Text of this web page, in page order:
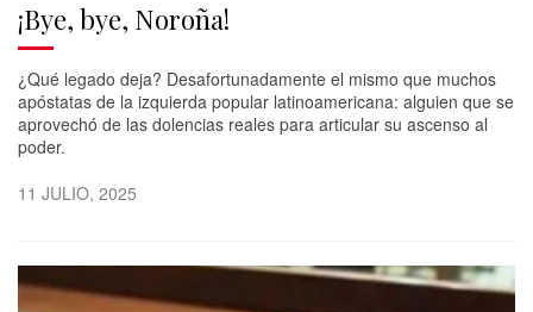
¡Bye, bye, Noroña!
¿Qué legado deja? Desafortunadamente el mismo que muchos
apóstatas de la izquierda popular latinoamericana: alguien que se
aprovechó de las dolencias reales para articular su ascenso al
poder.
11 JULIO, 2025